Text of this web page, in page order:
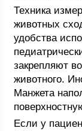
Техника
животных
удобства
закрепляют
животного.
Манжета
Если у